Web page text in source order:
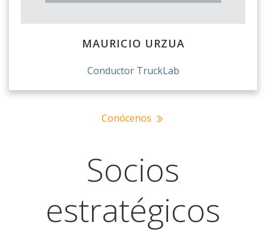
MAURICIO URZUA
Conductor TruckLab
Conócenos
Socios
estratégicos